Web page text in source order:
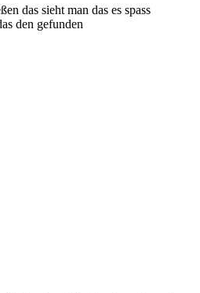
das sieht man das es spass
den gefunden